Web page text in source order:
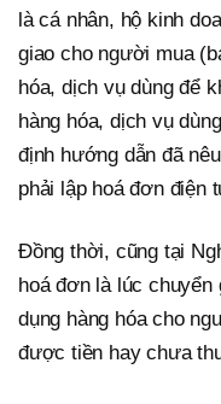
là cá nhân, hộ kinh
giao cho người mua
hóa, dịch vụ dùng để
hàng hóa, dịch vụ
định hướng dẫn đã
phải lập hoá đơn điện
Đồng thời, cũng tại
hoá đơn là lúc
dụng hàng hóa cho
được tiền hay chưa